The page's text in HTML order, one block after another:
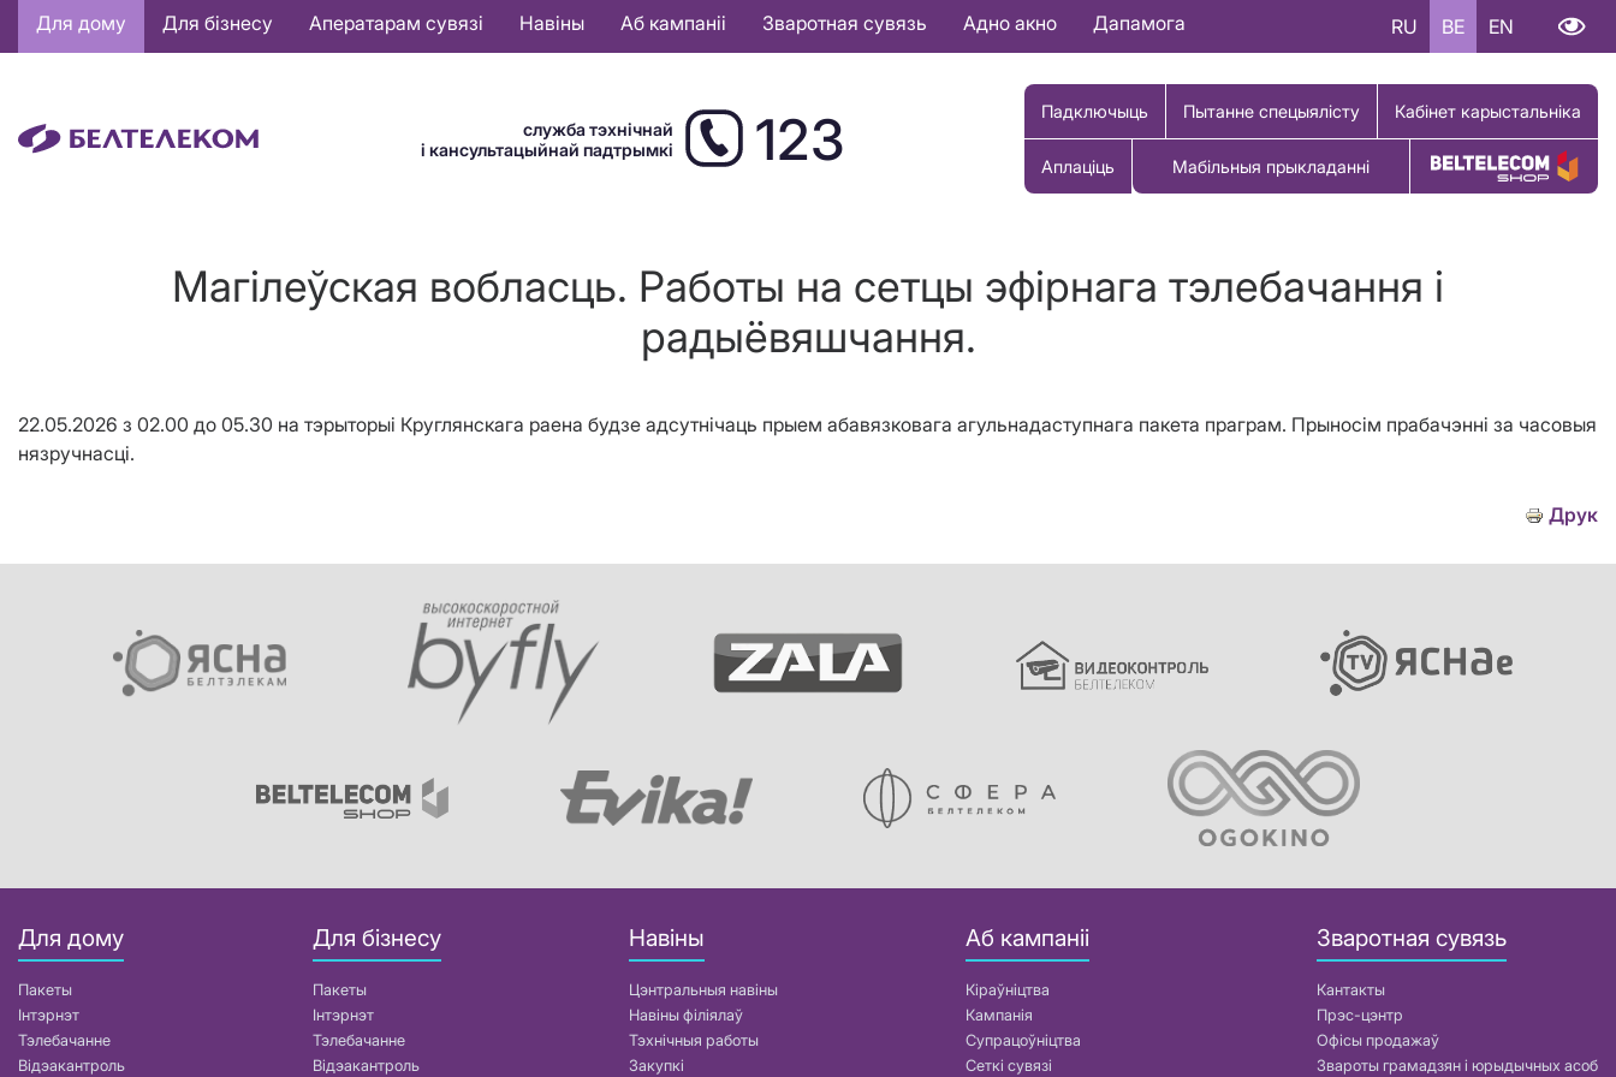
Основная
навигация
Для дому Для бізнесу Аператарам сувязі Навіны Аб кампаніі Зваротная сувязь Адно акно Дапамога RU BE EN
служба тэхнічнай
і кансультацыйнай падтрымкі
123 Падключыць Пытанне спецыялісту Кабінет карыстальніка
Аплаціць Мабільныя прыкладанні Купіць тавар
Магiлеўская вобласць. Работы на сетцы эфірнага тэлебачання і
радыёвяшчання.
22.05.2026 з 02.00 до 05.30 на тэрыторыі Круглянскага раена будзе адсутнічаць прыем абавязковага агульнадаступнага пакета праграм. Прыносім прабачэнні за часовыя
нязручнасці.
Друк
Для дому
Пакеты
Інтэрнэт
Тэлебачанне
Відэакантроль
Для бізнесу
Пакеты
Інтэрнэт
Тэлебачанне
Відэакантроль
Навіны
Цэнтральныя навіны
Навіны філіялаў
Тэхнічныя работы
Закупкі
Аб кампаніі
Кіраўніцтва
Кампанія
Супрацоўніцтва
Сеткі сувязі
Зваротная сувязь
Кантакты
Прэс-цэнтр
Офісы продажаў
Звароты грамадзян і юрыдычных асоб